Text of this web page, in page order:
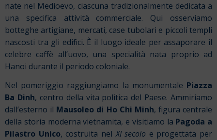
nate nel Medioevo, ciascuna tradizionalmente dedicata a
una specifica attività commerciale. Qui osserviamo
botteghe artigiane, mercati, case tubolari e piccoli templi
nascosti tra gli edifici. È il luogo ideale per assaporare il
celebre caffè all’uovo, una specialità nata proprio ad
Hanoi durante il periodo coloniale.
Nel pomeriggio raggiungiamo la monumentale Piazza
Ba Dinh, centro della vita politica del Paese. Ammiriamo
dall’esterno il Mausoleo di Ho Chi Minh, figura centrale
della storia moderna vietnamita, e visitiamo la Pagoda a
Pilastro Unico, costruita nelXI secolo e progettata per